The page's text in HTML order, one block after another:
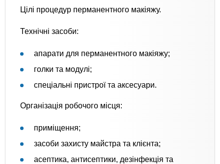
Цілі процедур перманентного макіяжу.
Технічні засоби:
апарати для перманентного макіяжу;
голки та модулі;
спеціальні пристрої та аксесуари.
Організація робочого місця:
приміщення;
засоби захисту майстра та клієнта;
асептика, антисептики, дезінфекція та